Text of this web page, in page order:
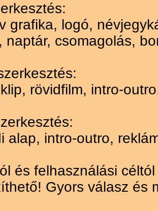
grafika, logó,
naptár, csomagolás,
rövidfilm, intro-
alap, intro-outro,
és felhasználási
Gyors válasz és